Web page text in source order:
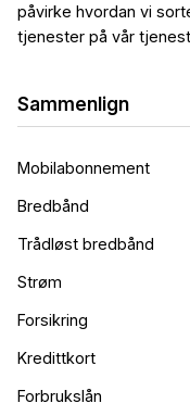
påvirke hvordan vi
tjenester på vår
Sammenlign
Mobilabonnement
Bredbånd
Trådløst bredbånd
Strøm
Forsikring
Kredittkort
Forbrukslån